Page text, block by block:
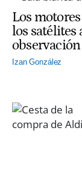
Los
los satélites
Izan González